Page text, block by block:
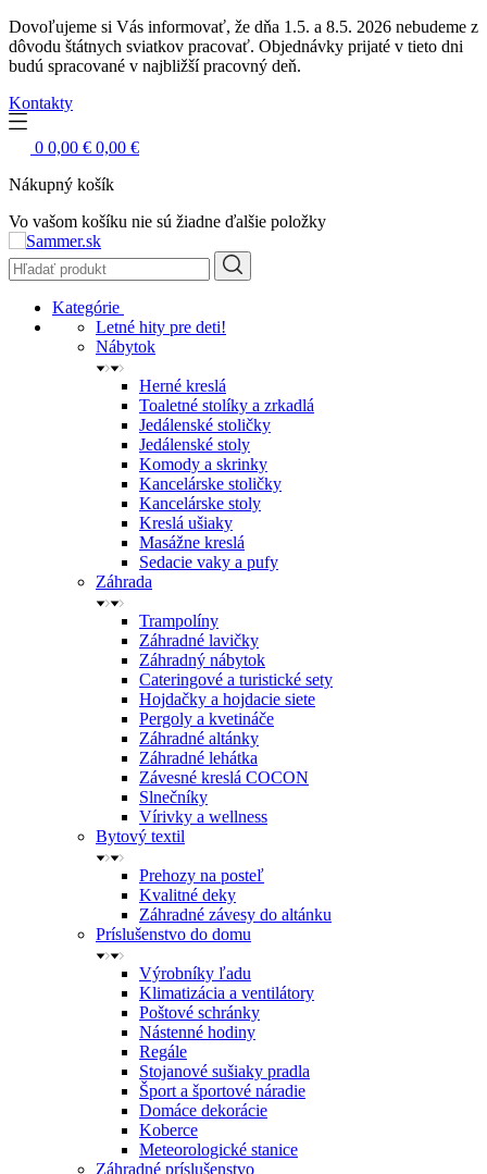
Dovoľujeme si Vás informovať, že dňa 1.5. a 8.5. 2026 nebudeme z
dôvodu štátnych sviatkov pracovať. Objednávky prijaté v tieto dni
budú spracované v najbližší pracovný deň.
Kontakty
0 0,00 € 0,00 €
Nákupný košík
Vo vašom košíku nie sú žiadne ďalšie položky
Kategórie
Letné hity pre deti!
Nábytok
Herné kreslá
Toaletné stolíky a zrkadlá
Jedálenské stoličky
Jedálenské stoly
Komody a skrinky
Kancelárske stoličky
Kancelárske stoly
Kreslá ušiaky
Masážne kreslá
Sedacie vaky a pufy
Záhrada
Trampolíny
Záhradné lavičky
Záhradný nábytok
Cateringové a turistické sety
Hojdačky a hojdacie siete
Pergoly a kvetináče
Záhradné altánky
Záhradné lehátka
Závesné kreslá COCON
Slnečníky
Vírivky a wellness
Bytový textil
Prehozy na posteľ
Kvalitné deky
Záhradné závesy do altánku
Príslušenstvo do domu
Výrobníky ľadu
Klimatizácia a ventilátory
Poštové schránky
Nástenné hodiny
Regále
Stojanové sušiaky pradla
Šport a športové náradie
Domáce dekorácie
Koberce
Meteorologické stanice
Záhradné príslušenstvo